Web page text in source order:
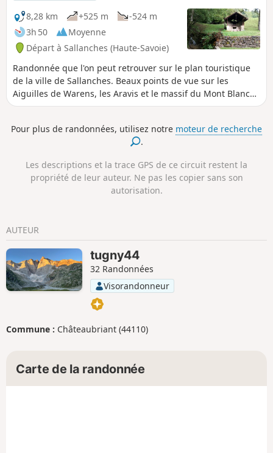
8,28 km
+525 m
-524 m
3h 50
Moyenne
Départ à Sallanches (Haute-Savoie)
Randonnée que l'on peut retrouver sur le plan touristique
de la ville de Sallanches. Beaux points de vue sur les
Aiguilles de Warens, les Aravis et le massif du Mont Blanc
en passant par plusieurs chapelles et de magnifiques
Pour plus de randonnées, utilisez notre moteur de recherche
.
Les descriptions et la trace GPS de ce circuit restent la
propriété de leur auteur. Ne pas les copier sans son
autorisation.
AUTEUR
tugny44
32 Randonnées
Visorandonneur
Commune : Châteaubriant (44110)
Carte de la randonnée